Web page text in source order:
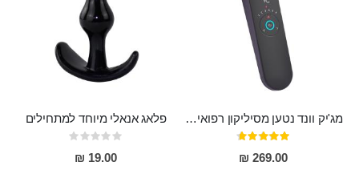
מג'יק וונד נטען מסיליקון רפואי חזק בעל 12 מצבי רטט ו6 מהירויות שונות ROMI
דירוג:
93%
269.00 ₪
פלאג אנאלי מיוחד למתחילים
Rating:
0%
19.00 ₪